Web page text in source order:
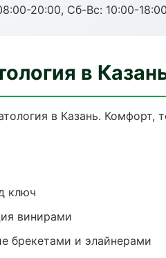
20:00, Сб-Вс: 10:00-18:00
в
в Казань. Комфорт,
ключ
винирами
брекетами и элайнерами